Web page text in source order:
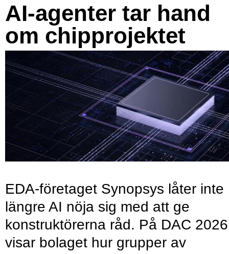
AI-agenter tar hand
om chipprojektet
EDA-företaget Synopsys låter inte
längre AI nöja sig med att ge
konstruktörerna råd. På DAC 2026
visar bolaget hur grupper av